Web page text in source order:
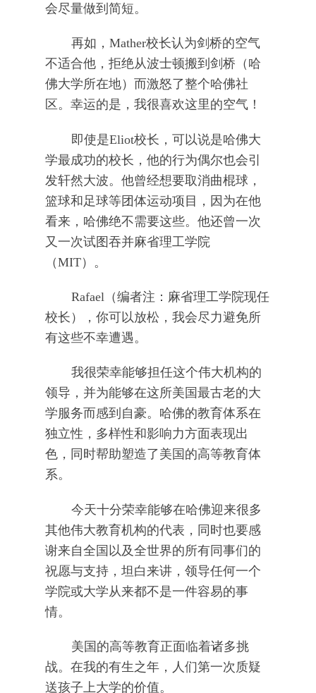
会尽量做到简短。
再如，Mather校长认为剑桥的空气
不适合他，拒绝从波士顿搬到剑桥（哈
佛大学所在地）而激怒了整个哈佛社
区。幸运的是，我很喜欢这里的空气！
即使是Eliot校长，可以说是哈佛大
学最成功的校长，他的行为偶尔也会引
发轩然大波。他曾经想要取消曲棍球，
篮球和足球等团体运动项目，因为在他
看来，哈佛绝不需要这些。他还曾一次
又一次试图吞并麻省理工学院
（MIT）。
Rafael（编者注：麻省理工学院现任
校长），你可以放松，我会尽力避免所
有这些不幸遭遇。
我很荣幸能够担任这个伟大机构的
领导，并为能够在这所美国最古老的大
学服务而感到自豪。哈佛的教育体系在
独立性，多样性和影响力方面表现出
色，同时帮助塑造了美国的高等教育体
系。
今天十分荣幸能够在哈佛迎来很多
其他伟大教育机构的代表，同时也要感
谢来自全国以及全世界的所有同事们的
祝愿与支持，坦白来讲，领导任何一个
学院或大学从来都不是一件容易的事
情。
美国的高等教育正面临着诸多挑
战。在我的有生之年，人们第一次质疑
送孩子上大学的价值。